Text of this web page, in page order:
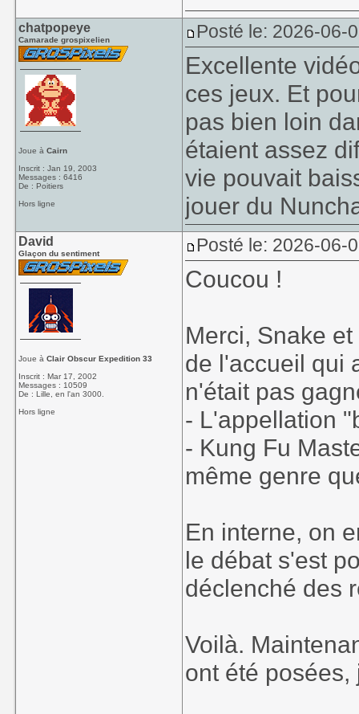
chatpopeye
Camarade grospixelien
Joue àCairn
Inscrit : Jan 19, 2003
Messages : 6416
De : Poitiers
Hors ligne
Posté le: 2026-06-
Excellente
ces jeux. Et
pas bien loin
étaient assez
vie pouvait
jouer du
David
Glaçon du sentiment
Joue àClair Obscur Expedition 33
Inscrit : Mar 17, 2002
Messages : 10509
De : Lille, en l'an 3000.
Hors ligne
Posté le: 2026-06-
Coucou !
Merci, Snake
de l'accueil qui
n'était pas
- L'appellation
- Kung Fu
même genre
En interne, on
le débat s'est
déclenché des
Voilà.
ont été